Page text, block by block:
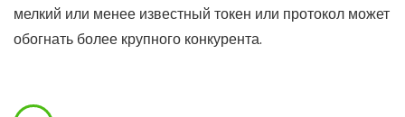
мелкий или менее известный токен или протокол может
обогнать более крупного конкурента.